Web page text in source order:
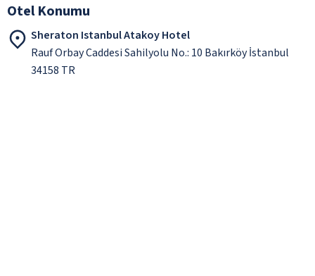
Otel Konumu
Sheraton Istanbul Atakoy Hotel
Rauf Orbay Caddesi Sahilyolu No.: 10 Bakırköy İstanbul
34158 TR